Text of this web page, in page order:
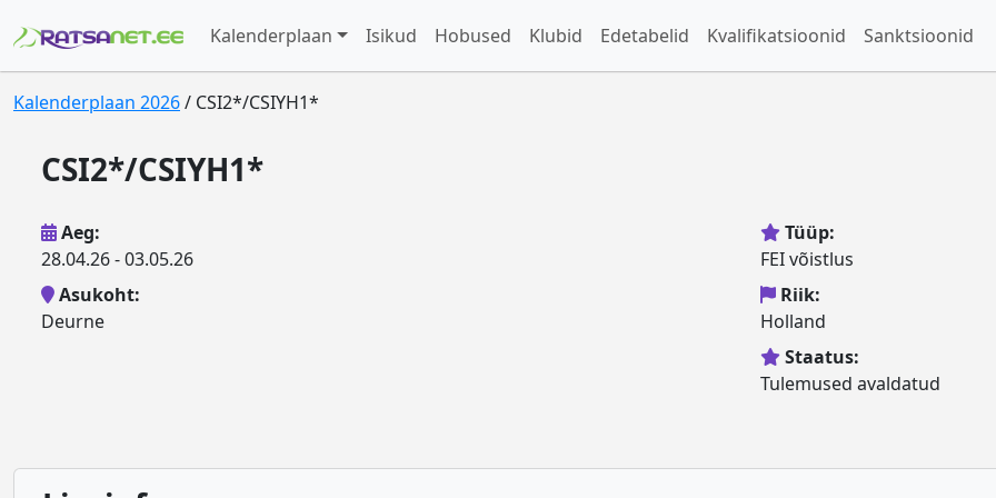
Kalenderplaan Isikud Hobused Klubid Edetabelid Kvalifikatsioonid Sanktsioonid
Kalenderplaan 2026/ CSI2*/CSIYH1*
CSI2*/CSIYH1*
Aeg:
28.04.26 - 03.05.26
Asukoht:
Deurne
Tüüp:
FEI võistlus
Riik:
Holland
Staatus:
Tulemused avaldatud